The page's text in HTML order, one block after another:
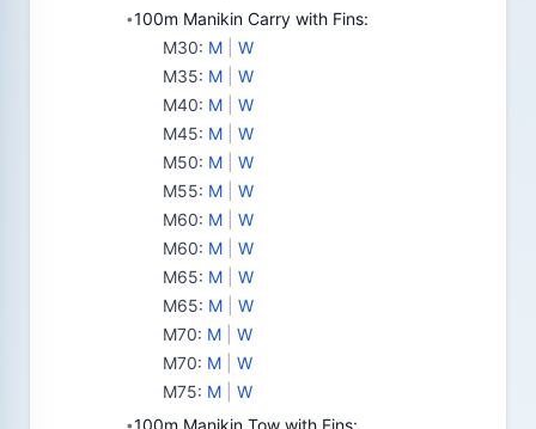
•100m Manikin Carry with Fins:
M30: M
W
M35: M
W
M40: M
W
M45: M
W
M50: M
W
M55: M
W
M60: M
W
M60: M
W
M65: M
W
M65: M
W
M70: M
W
M70: M
W
M75: M W
•100m Manikin Tow with Fins: